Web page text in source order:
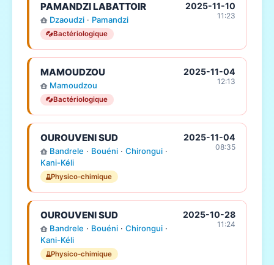
PAMANDZI LABATTOIR
Dzaoudzi· Pamandzi
Bactériologique
2025-11-10
11:23
MAMOUDZOU
Mamoudzou
Bactériologique
2025-11-04
12:13
OUROUVENI SUD
Bandrele · Bouéni· Chirongui·
Kani-Kéli
Physico-chimique
2025-11-04
08:35
OUROUVENI SUD
Bandrele · Bouéni· Chirongui·
Kani-Kéli
Physico-chimique
2025-10-28
11:24